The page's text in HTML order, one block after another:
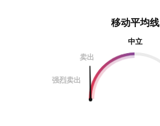
移动平均线
中立
卖出
强烈卖出